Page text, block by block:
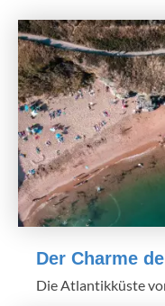
Der Charme
Die Atlantikküste